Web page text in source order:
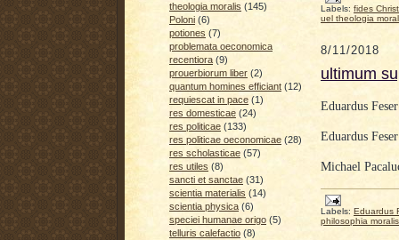
theologia moralis (145)
Poloni (6)
potiones (7)
problemata oeconomica
recentiora (9)
prouerbiorum liber (2)
quantum homines efficiant (12)
requiescat in pace (1)
res domesticae (24)
res politicae (133)
res politicae oeconomicae (28)
res scholasticae (57)
res utiles (8)
sancti et sanctae (31)
scientia materialis (14)
scientia physica (6)
speciei humanae origo (5)
telluris calefactio (8)
Labels: fides
uel theologia
8/11/2018
ultimum
Eduardus
Eduardus
Michael
Labels: Eduardus
philosophia